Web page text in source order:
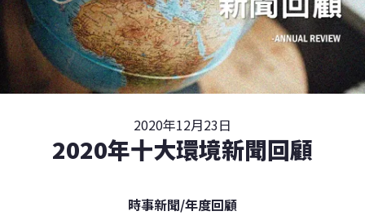
2020年12月23日
2020年十大環境新聞回顧
時事新聞/年度回顧